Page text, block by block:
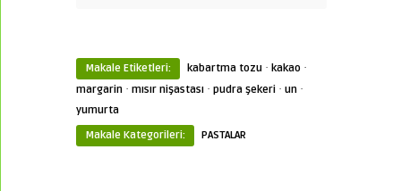
Makale Etiketleri: kabartma tozu · kakao ·
margarin · mısır nişastası · pudra şekeri · un ·
yumurta
Makale Kategorileri:
PASTALAR